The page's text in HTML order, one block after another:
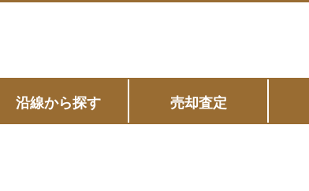
沿線から探す 売却査定